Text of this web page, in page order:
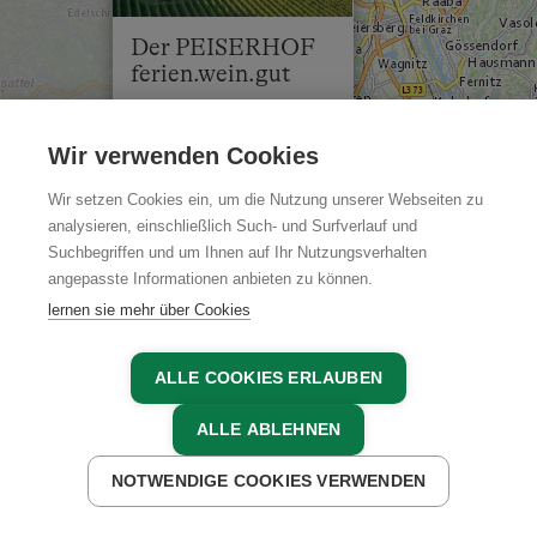
Loipe in 1.5 km
Zug nach Graz und steigen Sie um auf die Graz -
Köflacher Bahn und fahren Sie bis zur Endstadion
Wies - Eibiswald, und von dort holen wir Sie
selbstverständlich ab. (Bahnhof Wies zum Peiserhof
Anfahrt mit dem Flugzeug
Flughafen Wien Schwechat oder Graz Flughafen
Thalerhof
Der PEISERHOF
ferien.wein.gut
8552 Wies/Eibiswald ,
Steiermark
ROUTE
PLANEN
Leaflet|
Südsteiermark
JETZT ANFRAGEN JETZT BUCHEN
Wir verwenden Cookies
Wir setzen Cookies ein, um die Nutzung unserer Webseiten zu
analysieren, einschließlich Such- und Surfverlauf und
Suchbegriffen und um Ihnen auf Ihr Nutzungsverhalten
angepasste Informationen anbieten zu können.
lernen sie mehr über Cookies
ALLE COOKIES ERLAUBEN
ALLE ABLEHNEN
NOTWENDIGE COOKIES VERWENDEN